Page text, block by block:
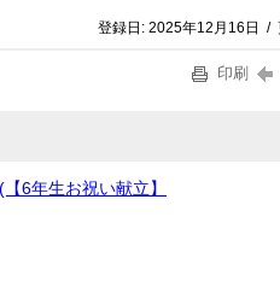
登録日: 2025年12月16日 /
印刷
年生お祝い献立】